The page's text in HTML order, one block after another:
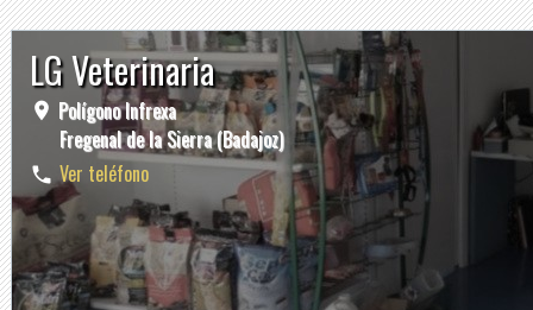
LG Veterinaria
Polígono Infrexa
Fregenal de la Sierra (Badajoz)
Ver teléfono